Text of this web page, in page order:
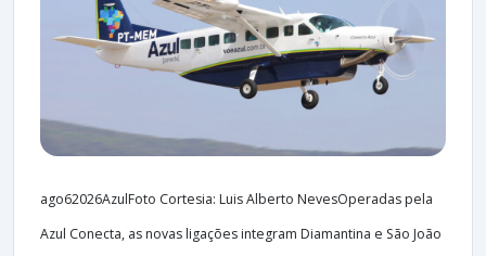
ago62026AzulFoto Cortesia: Luis Alberto NevesOperadas pela
Azul Conecta, as novas ligações integram Diamantina e São João